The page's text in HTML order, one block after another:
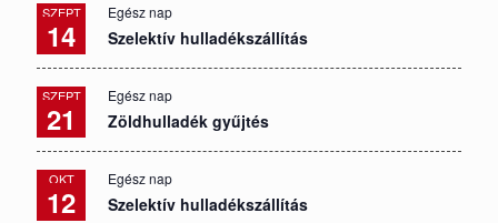
SZEPT
14
Egész nap
Szelektív hulladékszállítás
SZEPT
21
Egész nap
Zöldhulladék gyűjtés
OKT
12
Egész nap
Szelektív hulladékszállítás